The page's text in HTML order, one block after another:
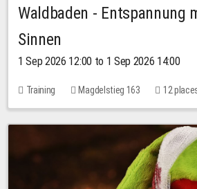
Waldbaden - Entspannung
Sinnen
1 Sep 2026 12:00 to 1 Sep 2026 14:00
Training Magdelstieg 163 12